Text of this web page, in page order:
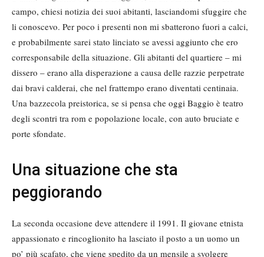
campo, chiesi notizia dei suoi abitanti, lasciandomi sfuggire che
li conoscevo. Per poco i presenti non mi sbatterono fuori a calci,
e probabilmente sarei stato linciato se avessi aggiunto che ero
corresponsabile della situazione. Gli abitanti del quartiere – mi
dissero – erano alla disperazione a causa delle razzie perpetrate
dai bravi calderai, che nel frattempo erano diventati centinaia.
Una bazzecola preistorica, se si pensa che oggi Baggio è teatro
degli scontri tra rom e popolazione locale, con auto bruciate e
porte sfondate.
Una situazione che sta
peggiorando
La seconda occasione deve attendere il 1991. Il giovane etnista
appassionato e rincoglionito ha lasciato il posto a un uomo un
po’ più scafato, che viene spedito da un mensile a svolgere